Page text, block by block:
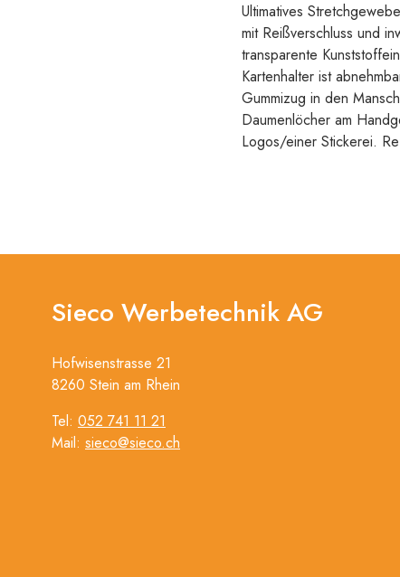
Ultimatives
mit Reißverschluss und
transparente
Kartenhalter ist
Gummizug in den
Daumenlöcher am
Logos/einer Stickerei.
Sieco Werbetechnik AG
Hofwisenstrasse 21
8260 Stein am Rhein
Tel: 052 741 11 21
Mail: sieco@sieco.ch